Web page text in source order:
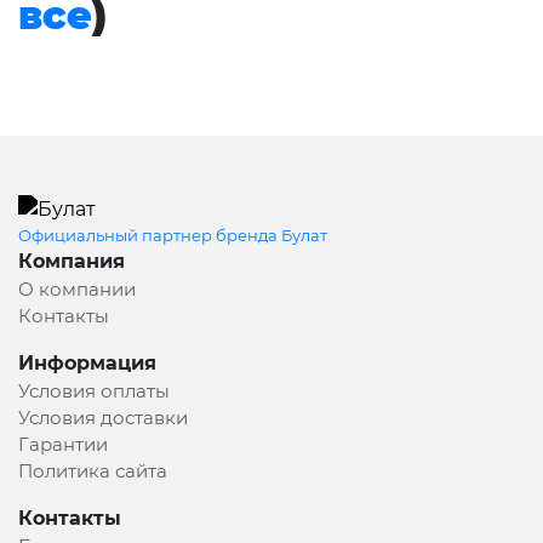
все)
Официальный партнер бренда Булат
Компания
О компании
Контакты
Информация
Условия оплаты
Условия доставки
Гарантии
Политика сайта
Контакты